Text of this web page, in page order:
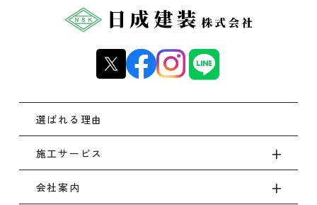
選ばれる理由
施工サービス
会社案内